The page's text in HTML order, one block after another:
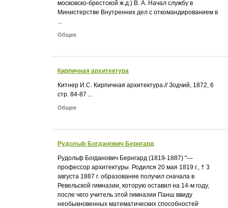
московско-брестской ж.д.) В. А. Начал службу в
Министерстве Внутренних дел с откомандированием в
...
Общее
Кирпичная архитектура
Китнер И.С. Кирпичная архитектура.// Зодчий, 1872, 6
стр. 84-87 ...
Общее
Рудольф Богданович Бернгард
Рудольф Богданович Бернгард (1819-1887) "—
профессор архитектуры. Родился 20 мая 1819 г., † 3
августа 1887 г. образование получил сначала в
Ревельской гимназии, которую оставил на 14-м году,
после чего учитель этой гимназии Панш ввиду
необыкновенных математических способностей